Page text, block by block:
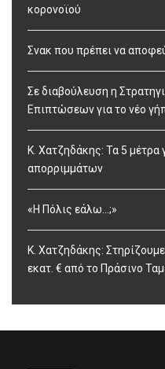
κορονοϊού
Σνακ που πρέπει να
Σε διαβούλευση η
Επιπτώσεων για το νέο
Κ. Χατζηδάκης: Τα 5 μέτρα
απορριμμάτων
«Η Πόλις εάλω…;»
Κ. Χατζηδάκης:
εκατ. € από το Πράσινο